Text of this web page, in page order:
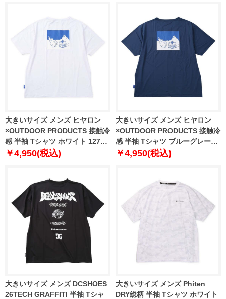
大きいサイズ メンズ ヒヤロン
×OUTDOOR PRODUCTS 接触冷
感 半袖 Tシャツ ホワイト 1278-
6517-1 3L 4L 5L 6L 7L 8L
￥4,950(税込)
大きいサイズ メンズ ヒヤロン
×OUTDOOR PRODUCTS 接触冷
感 半袖 Tシャツ ブルーグレー
1278-6517-2 3L 4L 5L 6L 7L 8L
￥4,950(税込)
大きいサイズ メンズ DCSHOES
26TECH GRAFFITI 半袖 Tシャ
大きいサイズ メンズ Phiten
DRY総柄 半袖 Tシャツ ホワイト